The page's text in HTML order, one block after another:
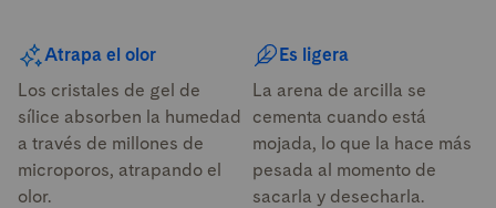
Atrapa el olor
Los cristales de gel de
sílice absorben la humedad
a través de millones de
microporos, atrapando el
olor.
Es ligera
La arena de arcilla se
cementa cuando está
mojada, lo que la hace más
pesada al momento de
sacarla y desecharla.